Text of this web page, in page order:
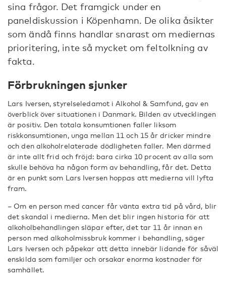
sina frågor. Det framgick under en
paneldiskussion i Köpenhamn. De olika åsikter
som ändå finns handlar snarast om mediernas
prioritering, inte så mycket om feltolkning av
fakta.
Förbrukningen sjunker
Lars Iversen, styrelseledamot i Alkohol & Samfund, gav en
överblick över situationen i Danmark. Bilden av utvecklingen
är positiv. Den totala konsumtionen faller liksom
riskkonsumtionen, unga mellan 11 och 15 år dricker mindre
och den alkoholrelaterade dödligheten faller. Men därmed
är inte allt frid och fröjd: bara cirka 10 procent av alla som
skulle behöva ha någon form av behandling, får det. Detta
är en punkt som Lars Iversen hoppas att medierna vill lyfta
fram.
– Om en person med cancer får vänta extra tid på vård, blir
det skandal i medierna. Men det blir ingen historia för att
alkoholbehandlingen släpar efter, det tar 11 år innan en
person med alkoholmissbruk kommer i behandling, säger
Lars Iversen och påpekar att detta innebär lidande för såväl
enskilda som familjer och orsakar enorma kostnader för
samhället.